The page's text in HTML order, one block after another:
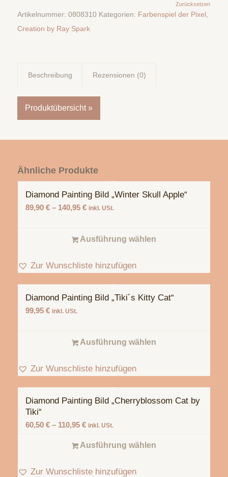
Zurücksetzen
Artikelnummer: 0808310 Kategorien: Farbenspiel der Pixel
Creation by Ray Spark
Beschreibung Rezensionen (0)
Produktübersicht »
Ähnliche Produkte
Diamond Painting Bild „Winter Skull Apple“
89,90 €– 140,95 € inkl. USt.
Ausführung wählen
Zur Wunschliste hinzufügen
Diamond Painting Bild „Tiki´s Kitty Cat“
99,95 € inkl. USt.
Ausführung wählen
Zur Wunschliste hinzufügen
Diamond Painting Bild „Cherryblossom Cat by
Tiki“
60,50 €– 110,95 € inkl. USt.
Ausführung wählen
Zur Wunschliste hinzufügen